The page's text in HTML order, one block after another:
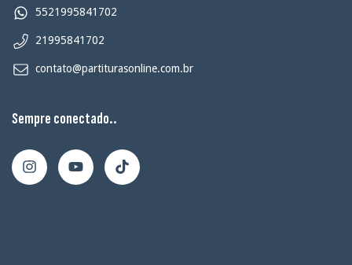
5521995841702
21995841702
contato@partiturasonline.com.br
Sempre conectado..